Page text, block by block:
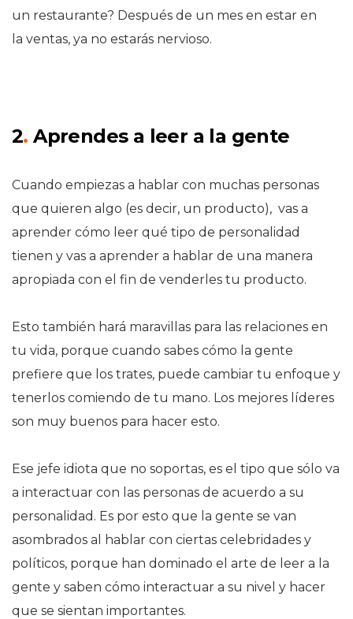
un restaurante? Después de un mes en estar en
la ventas, ya no estarás nervioso.
2. Aprendes a leer a la gente
Cuando empiezas a hablar con muchas personas
que quieren algo (es decir, un producto), vas a
aprender cómo leer qué tipo de personalidad
tienen y vas a aprender a hablar de una manera
apropiada con el fin de venderles tu producto.
Esto también hará maravillas para las relaciones en
tu vida, porque cuando sabes cómo la gente
prefiere que los trates, puede cambiar tu enfoque y
tenerlos comiendo de tu mano. Los mejores líderes
son muy buenos para hacer esto.
Ese jefe idiota que no soportas, es el tipo que sólo va
a interactuar con las personas de acuerdo a su
personalidad. Es por esto que la gente se van
asombrados al hablar con ciertas celebridades y
políticos, porque han dominado el arte de leer a la
gente y saben cómo interactuar a su nivel y hacer
que se sientan importantes.